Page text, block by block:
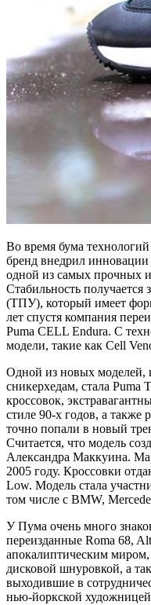
Во время бума
бренд внедрил
одной из самых прочных
Стабильность получается
(ТПУ), который имеет
лет спустя компания
Puma CELL Endura. С
модели, такие как Cell
Одной из новых моделей,
сникерхедам, стала Puma
кроссовок,
стиле 90-х годов, а также
точно попали в новый
Считается, что модель
Александра Маккуина.
2005 году. Кроссовки
Low. Модель стала
том числе с BMW,
У Пума очень много
переизданные Roma 68,
апокалиптическим
дисковой шнуровкой, а
выходившие в
нью-йоркской